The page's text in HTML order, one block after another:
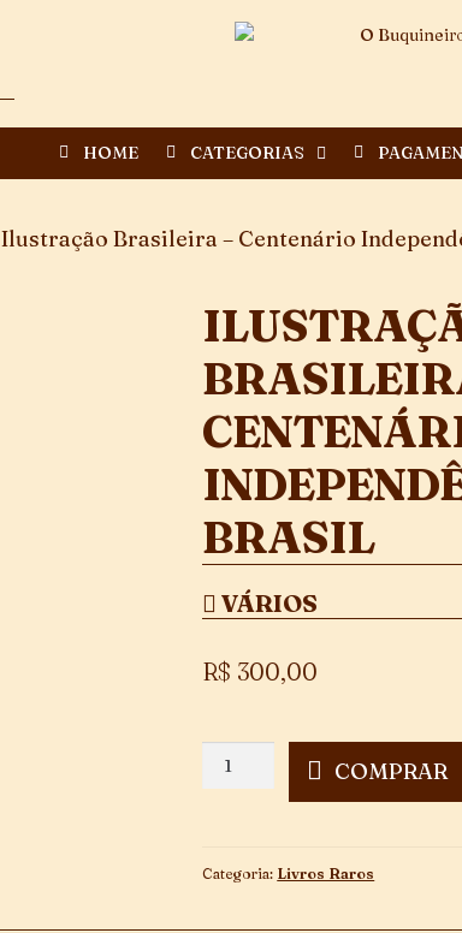
HOME CATEGORIAS
Ilustração Brasileira – Centenário
BRASIL
VÁRIOS
R$ 300,00
do
COMPRAR
Categoria: Livros Raros